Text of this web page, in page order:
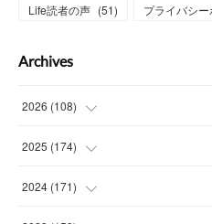
Life読者の声 (51) プライバシ
Archives
2026 (108)
(6)
(15
2025 (174)
(14
2024 (171)